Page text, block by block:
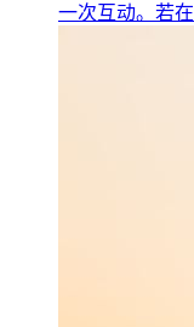
一次互动。若